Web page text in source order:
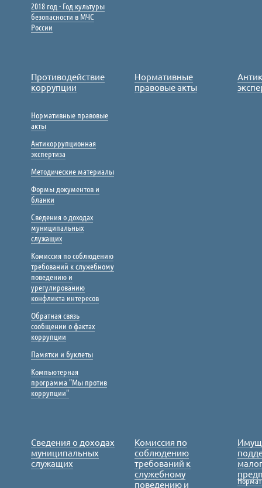
2018 год - Год культуры
безопасности в МЧС
России
Противодействие
коррупции
Нормативные правовые
акты
Антикоррупционная
экспертиза
Методические материалы
Формы документов и
бланки
Сведения о доходах
муниципальных
служащих
Комиссия по соблюдению
требований к служебному
поведению и
урегулированию
конфликта интересов
Обратная связь
сообщении о фактах
коррупции
Памятки и буклеты
Компьютерная
программа "Мы против
коррупции"
Нормативные
правовые акты
Сведения о доходах
муниципальных
служащих
Комиссия по
соблюдению
требований к
служебному
поведению и